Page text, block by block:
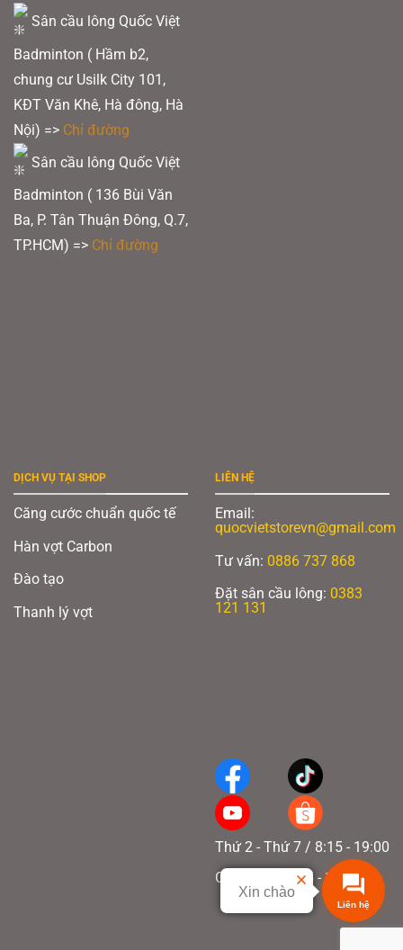
Sân cầu lông Quốc Việt
Badminton ( Hầm b2,
chung cư Usilk City 101,
KĐT Văn Khê, Hà đông, Hà
Nội) => Chỉ đường
Sân cầu lông Quốc Việt
Badminton ( 136 Bùi Văn
Ba, P. Tân Thuận Đông, Q.7,
TP.HCM) => Chỉ đường
DỊCH VỤ TẠI SHOP
Căng cước chuẩn quốc tế
Hàn vợt Carbon
Đào tạo
Thanh lý vợt
LIÊN HỆ
Email:
quocvietstorevn@gmail.com
Tư vấn: 0886 737 868
Đặt sân cầu lông: 0383
121 131
Thứ 2 - Thứ 7 / 8:15 - 19:00
Chủ nhật / 8:15 - 17:00
Liên hệ
Xin chào